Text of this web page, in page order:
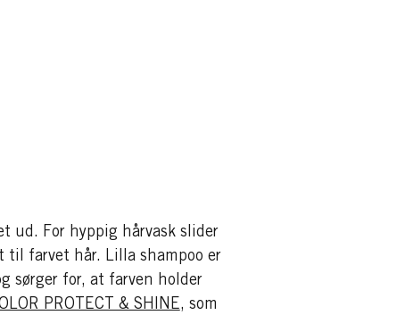
ud. For hyppig hårvask slider
til farvet hår. Lilla shampoo er
sørger for, at farven holder
PROTECT & SHINE, som